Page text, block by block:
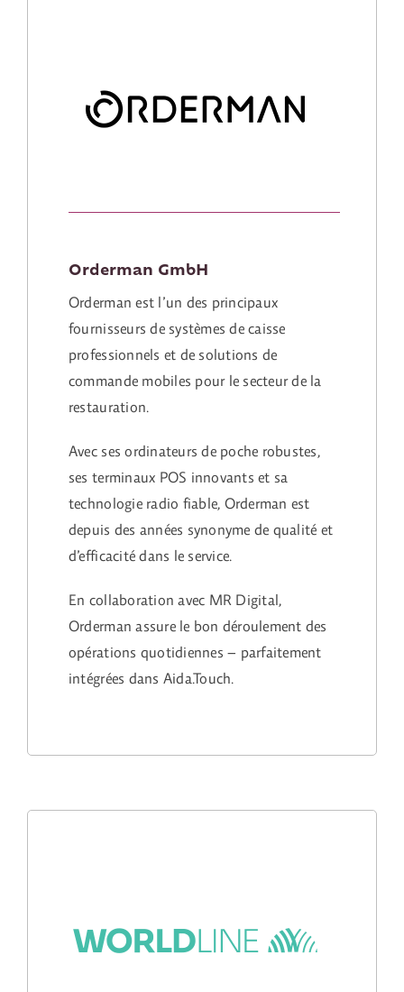
Orderman GmbH
Orderman est l’un des principaux
fournisseurs de systèmes de caisse
professionnels et de solutions de
commande mobiles pour le secteur de la
restauration.
Avec ses ordinateurs de poche robustes,
ses terminaux POS innovants et sa
technologie radio fiable, Orderman est
depuis des années synonyme de qualité et
d’efficacité dans le service.
En collaboration avec MR Digital,
Orderman assure le bon déroulement des
opérations quotidiennes – parfaitement
intégrées dans Aida.Touch.